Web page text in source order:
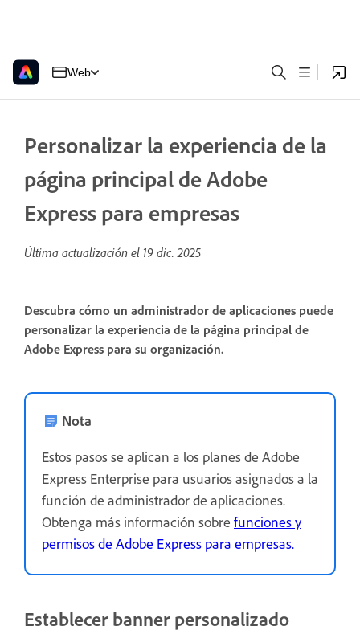
Web
Personalizar la experiencia de la
página principal de Adobe
Express para empresas
Última actualización el 19 dic. 2025
Descubra cómo un administrador de aplicaciones puede
personalizar la experiencia de la página principal de
Adobe Express para su organización.
Nota
Estos pasos se aplican a los planes de Adobe
Express Enterprise para usuarios asignados a la
función de administrador de aplicaciones.
Obtenga más información sobre funciones y
permisos de Adobe Express para empresas.
Establecer banner personalizado